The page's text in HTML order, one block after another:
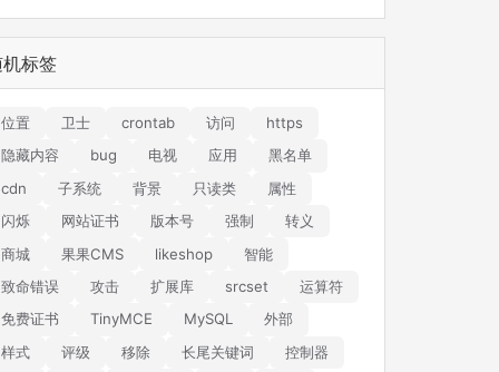
标签
位置 卫士 crontab 访问
https
隐藏内容
bug 电视 应用
黑名单
cdn
子系统 背景 只读类
属性
闪烁
网站证书 版本号 强制
转义
商城
果果CMS likeshop
智能
致命错误
攻击 扩展库 srcset
运算符
免费证书
TinyMCE MySQL
外部
样式
评级 移除 长尾关键词 控制器